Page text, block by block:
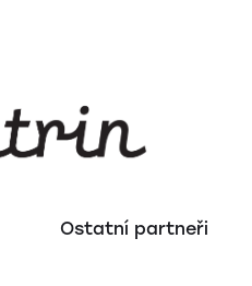
Ostatní partneři